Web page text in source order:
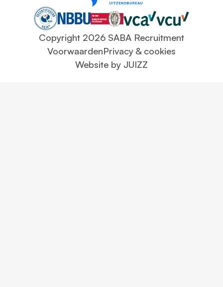
Copyright 2026 SABA Recruitment
VoorwaardenPrivacy & cookies
Website by JUIZZ